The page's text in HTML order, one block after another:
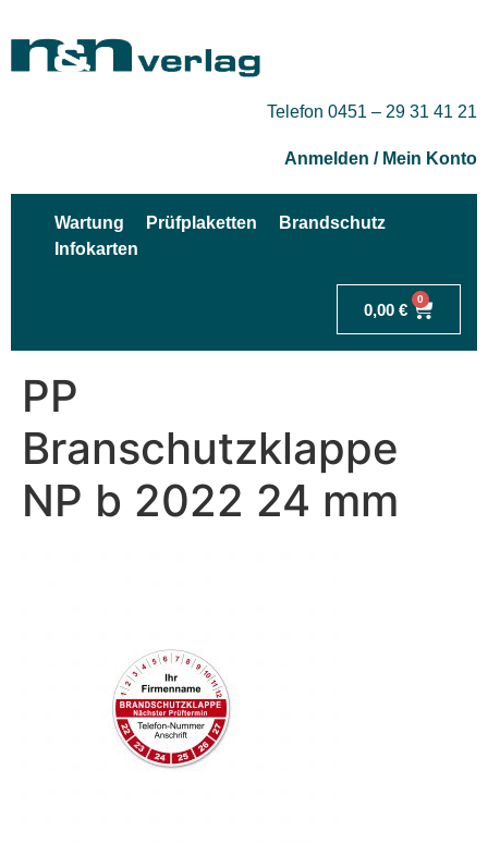
Telefon 0451 – 29 31 41 21
Anmelden / Mein Konto
Wartung Prüfplaketten
Brandschutz
Infokarten
0,00 €
0
PP
Branschutzklappe
NP b 2022 24 mm